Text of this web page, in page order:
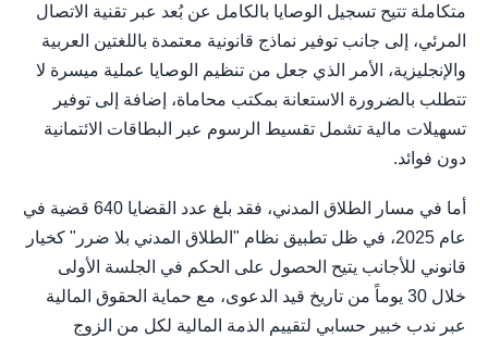
متكاملة تتيح تسجيل الوصايا بالكامل عن بُعد عبر تقنية الاتصال
المرئي، إلى جانب توفير نماذج قانونية معتمدة باللغتين العربية
والإنجليزية، الأمر الذي جعل من تنظيم الوصايا عملية ميسرة لا
تتطلب بالضرورة الاستعانة بمكتب محاماة، إضافة إلى توفير
تسهيلات مالية تشمل تقسيط الرسوم عبر البطاقات الائتمانية
دون فوائد.
​أما في مسار الطلاق المدني، فقد بلغ عدد القضايا 640 قضية في
عام 2025، في ظل تطبيق نظام "الطلاق المدني بلا ضرر" كخيار
قانوني للأجانب يتيح الحصول على الحكم في الجلسة الأولى
خلال 30 يوماً من تاريخ قيد الدعوى، مع حماية الحقوق المالية
عبر ندب خبير حسابي لتقييم الذمة المالية لكل من الزوج